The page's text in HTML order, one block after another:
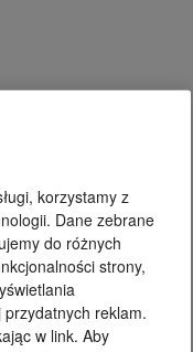
korzystamy z
Dane zebrane
do różnych
strony,
reklam.
w link. Aby